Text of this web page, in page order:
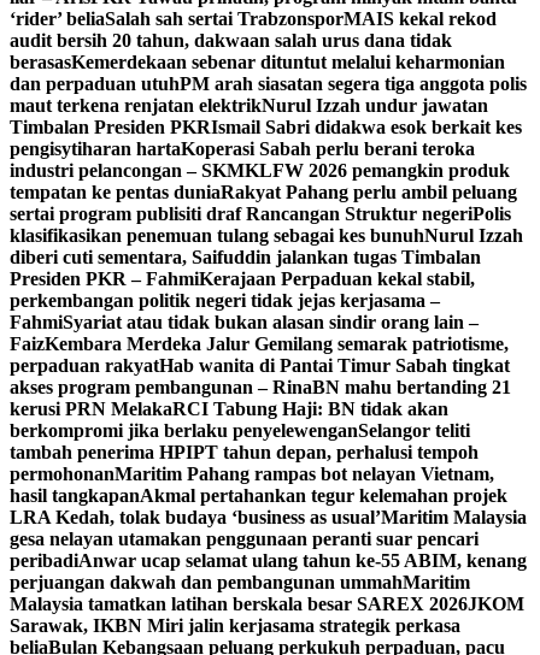
‘rider’ beliaSalah sah sertai TrabzonsporMAIS kekal rekod
audit bersih 20 tahun, dakwaan salah urus dana tidak
berasasKemerdekaan sebenar dituntut melalui keharmonian
dan perpaduan utuhPM arah siasatan segera tiga anggota polis
maut terkena renjatan elektrikNurul Izzah undur jawatan
Timbalan Presiden PKRIsmail Sabri didakwa esok berkait kes
pengisytiharan hartaKoperasi Sabah perlu berani teroka
industri pelancongan – SKMKLFW 2026 pemangkin produk
tempatan ke pentas duniaRakyat Pahang perlu ambil peluang
sertai program publisiti draf Rancangan Struktur negeriPolis
klasifikasikan penemuan tulang sebagai kes bunuhNurul Izzah
diberi cuti sementara, Saifuddin jalankan tugas Timbalan
Presiden PKR – FahmiKerajaan Perpaduan kekal stabil,
perkembangan politik negeri tidak jejas kerjasama –
FahmiSyariat atau tidak bukan alasan sindir orang lain –
FaizKembara Merdeka Jalur Gemilang semarak patriotisme,
perpaduan rakyatHab wanita di Pantai Timur Sabah tingkat
akses program pembangunan – RinaBN mahu bertanding 21
kerusi PRN MelakaRCI Tabung Haji: BN tidak akan
berkompromi jika berlaku penyelewenganSelangor teliti
tambah penerima HPIPT tahun depan, perhalusi tempoh
permohonanMaritim Pahang rampas bot nelayan Vietnam,
hasil tangkapanAkmal pertahankan tegur kelemahan projek
LRA Kedah, tolak budaya ‘business as usual’Maritim Malaysia
gesa nelayan utamakan penggunaan peranti suar pencari
peribadiAnwar ucap selamat ulang tahun ke-55 ABIM, kenang
perjuangan dakwah dan pembangunan ummahMaritim
Malaysia tamatkan latihan berskala besar SAREX 2026JKOM
Sarawak, IKBN Miri jalin kerjasama strategik perkasa
beliaBulan Kebangsaan peluang perkukuh perpaduan, pacu